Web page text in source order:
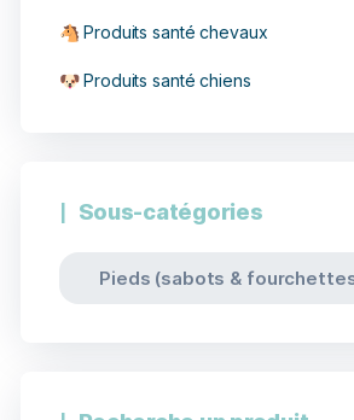
🐴 Produits santé chevaux
🐶 Produits santé chiens
Sous-catégories